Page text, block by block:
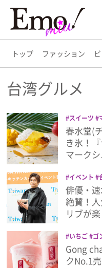
トップ ファッション
トップ
ファッション
ビューティー
カフェ・グルメ
エンタメ
ライフスタイル
プレゼント
台湾グルメ
スイーツ
グルメ 台
春水堂(
き氷！
マーク
イベント
みち
俳優・
絶賛！
リブが
いちご ゴ
ン
台湾グ
Gong
クNo.1